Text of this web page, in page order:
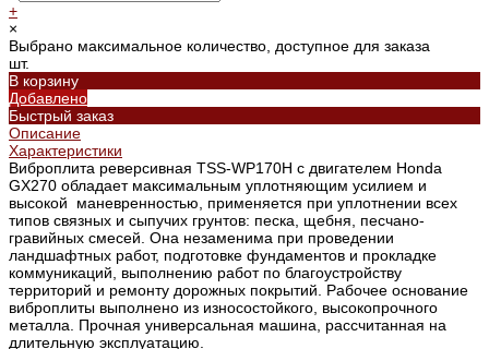
+
×
Выбрано максимальное количество, доступное для заказа
шт.
В корзину
Добавлено
Быстрый заказ
Описание
Характеристики
Виброплита реверсивная TSS-WP170H с двигателем Honda
GX270 обладает максимальным уплотняющим усилием и
высокой маневренностью, применяется при уплотнении всех
типов связных и сыпучих грунтов: песка, щебня, песчано-
гравийных смесей. Она незаменима при проведении
ландшафтных работ, подготовке фундаментов и прокладке
коммуникаций, выполнению работ по благоустройству
территорий и ремонту дорожных покрытий. Рабочее основание
виброплиты выполнено из износостойкого, высокопрочного
металла. Прочная универсальная машина, рассчитанная на
длительную эксплуатацию.